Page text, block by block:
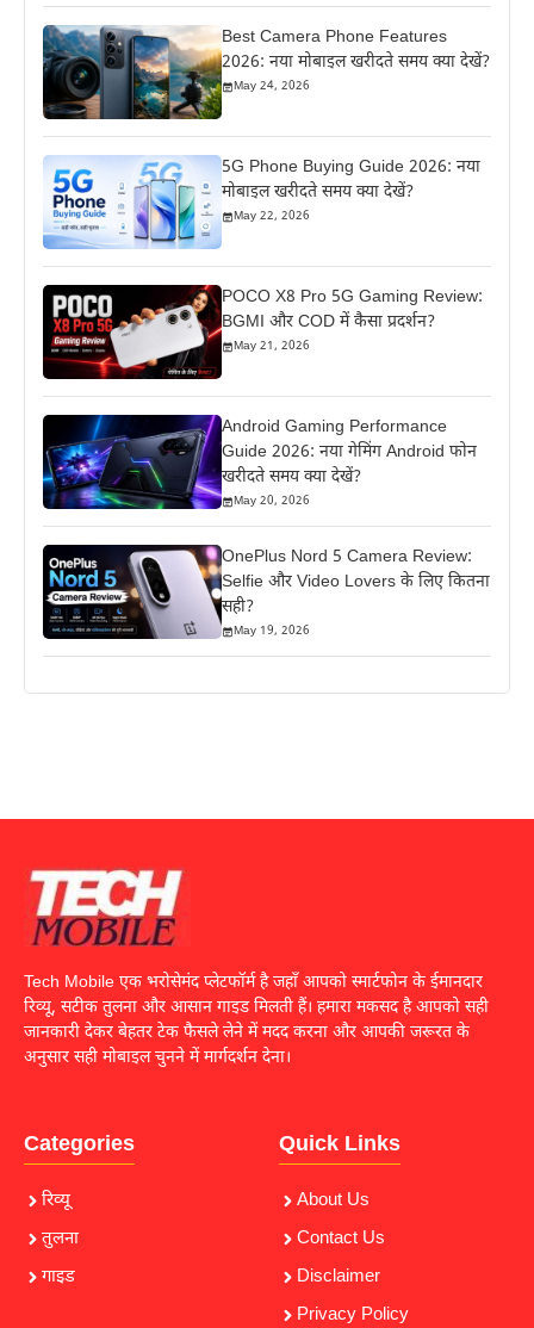
Best Camera Phone Features
2026: नया मोबाइल खरीदते समय क्या देखें?
May 24, 2026
5G Phone Buying Guide 2026: नया
मोबाइल खरीदते समय क्या देखें?
May 22, 2026
POCO X8 Pro 5G Gaming Review:
BGMI और COD में कैसा प्रदर्शन?
May 21, 2026
Android Gaming Performance
Guide 2026: नया गेमिंग Android फोन
खरीदते समय क्या देखें?
May 20, 2026
OnePlus Nord 5 Camera Review:
Selfie और Video Lovers के लिए कितना
सही?
May 19, 2026
Tech Mobile एक भरोसेमंद प्लेटफॉर्म है जहाँ आपको स्मार्टफोन के ईमानदार
रिव्यू, सटीक तुलना और आसान गाइड मिलती हैं। हमारा मकसद है आपको सही
जानकारी देकर बेहतर टेक फैसले लेने में मदद करना और आपकी जरूरत के
अनुसार सही मोबाइल चुनने में मार्गदर्शन देना।
Categories
रिव्यू
तुलना
गाइड
Quick Links
About Us
Contact Us
Disclaimer
Privacy Policy